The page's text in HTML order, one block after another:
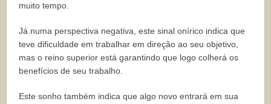
muito tempo.
Já numa perspectiva negativa, este sinal onírico indica que
teve dificuldade em trabalhar em direção ao seu objetivo,
mas o reino superior está garantindo que logo colherá os
benefícios de seu trabalho.
Este sonho também indica que algo novo entrará em sua